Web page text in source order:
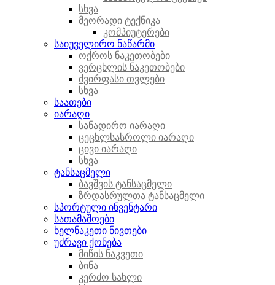
სხვა
მეორადი ტექნიკა
კომპიუტერები
საიუველირო ნაწარმი
ოქროს ნაკეთობები
ვერცხლის ნაკეთობები
ძვირფასი თვლები
სხვა
საათები
იარაღი
სანადირო იარაღი
ცეცხლსასროლი იარაღი
ცივი იარაღი
სხვა
ტანსაცმელი
ბავშვის ტანსაცმელი
ზრდასრულთა ტანსაცმელი
სპორტული ინვენტარი
სათამაშოები
ხელნაკეთი ნივთები
უძრავი ქონება
მიწის ნაკვეთი
ბინა
კერძო სახლი